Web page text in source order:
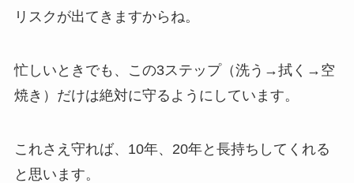
リスクが出てきますからね。
忙しいときでも、この3ステップ（洗う→拭く→空
焼き）だけは絶対に守るようにしています。
これさえ守れば、10年、20年と長持ちしてくれる
と思います。